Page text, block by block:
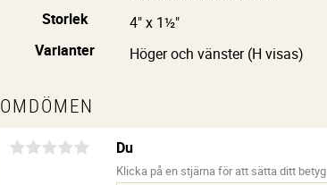
Storlek
4" x 1½"
Varianter
Höger och vänster (H visas)
OMDÖMEN
Du
Klicka på en stjärna för att sätta ditt betyg